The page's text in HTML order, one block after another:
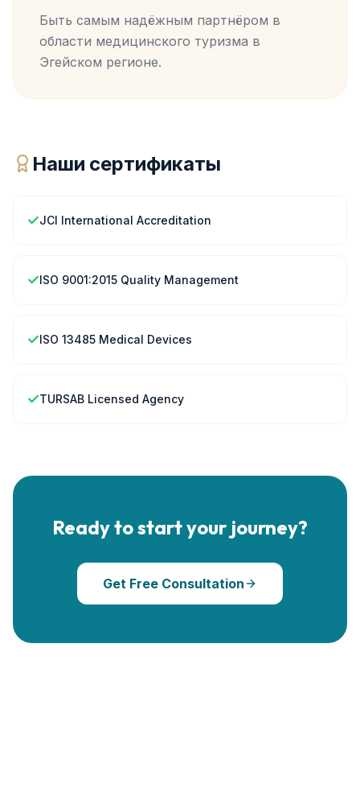
Быть самым надёжным партнёром в
области медицинского туризма в
Эгейском регионе.
Наши сертификаты
✓JCI International Accreditation
✓ISO 9001:2015 Quality Management
✓ISO 13485 Medical Devices
✓TURSAB Licensed Agency
Ready to start your journey?
Get Free Consultation